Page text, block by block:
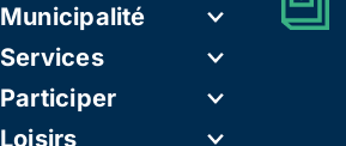
Municipalité
Services
Participer
Loisirs